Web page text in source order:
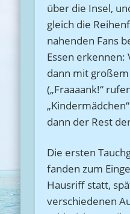
über die Insel,
gleich die
nahenden Fans
Essen erkennen:
dann mit
(„Fraaaank!“
dann der Rest
Die ersten
fanden zum
Hausriff statt,
verschiedenen